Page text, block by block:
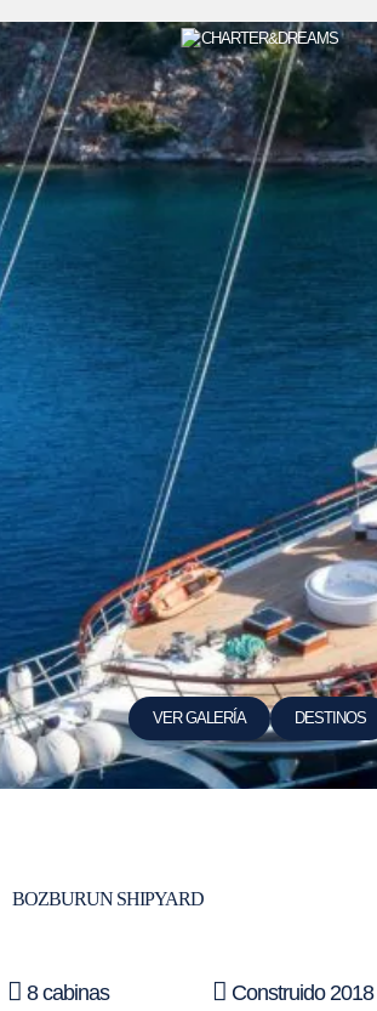
VER GALERÍA DESTINOS
BOZBURUN SHIPYARD
8 cabinas Construido 2018